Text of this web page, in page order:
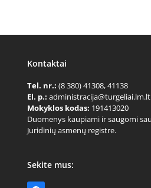
Kontaktai
Tel. nr.: (8 380) 41308, 41138
El. p.: administracija@turgeliai.lm.lt
Mokyklos kodas: 191413020
Duomenys kaupiami ir saugomi
Juridinių asmenų registre.
Sekite mus: